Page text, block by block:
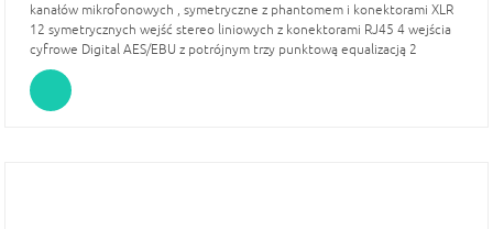
kanałów mikrofonowych , symetryczne z phantomem i konektorami XLR
12 symetrycznych wejść stereo liniowych z konektorami RJ45 4 wejścia
cyfrowe Digital AES/EBU z potrójnym trzy punktową equalizacją 2
kanałowa hybryda telefoniczna z wbudowanym sterownikiem (funkcji
hybrydy PGM. UTL, AUXi ,Funkcja oczek